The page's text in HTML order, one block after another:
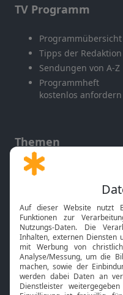
TV Programm
Programmübersicht
Tipps der Redaktion
Sendungen von A-Z
Programmheft
kostenlos anfordern
Themen
Gott und Bibel erklärt
Neuigkeiten